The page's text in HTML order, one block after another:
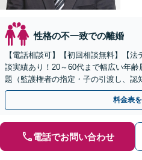
性格の不一致での離婚
【電話相談可】【初回相談無料】【
談実績あり！20～60代まで幅広い年
題（監護権者の指定・子の引渡し、認
可】【完全個室】【子連れ相談可】【
料金表
電話でお問い合わせ